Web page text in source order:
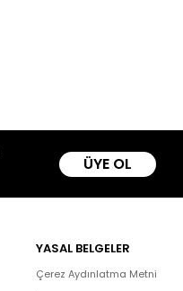
ÜYE OL
YASAL BELGELER
Çerez Aydınlatma Metni